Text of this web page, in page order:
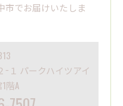
市でお届けいたしま
１ パークハイツアイ
階A